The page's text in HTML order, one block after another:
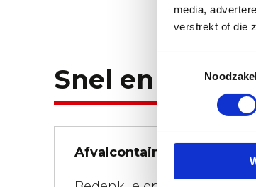
media,
verstrekt of die
Snel en
Afvalcontainers snel